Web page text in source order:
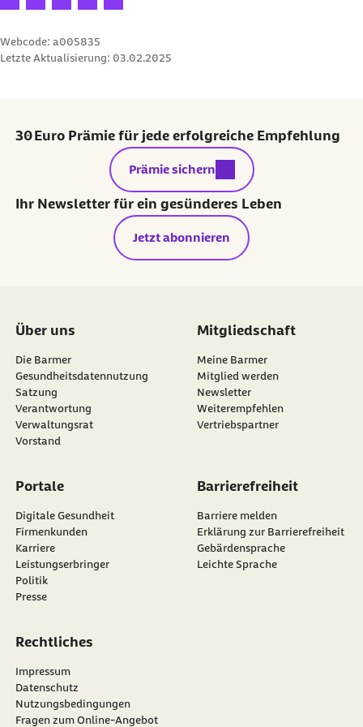
Webcode: a005835
Letzte Aktualisierung: 03.02.2025
30 Euro Prämie für jede erfolgreiche Empfehlung
externer Link:
Prämie sichern
Ihr Newsletter für ein gesünderes Leben
Jetzt abonnieren
Über uns
Die Barmer
Gesundheitsdatennutzung
Satzung
Verantwortung
Verwaltungsrat
Vorstand
Mitgliedschaft
Meine Barmer
Mitglied werden
Newsletter
externer Link:
Weiterempfehlen
Vertriebspartner
Portale
Digitale Gesundheit
Firmenkunden
Karriere
Leistungserbringer
Politik
Presse
Barrierefreiheit
Barriere melden
Erklärung zur Barrierefreiheit
Gebärdensprache
Leichte Sprache
Rechtliches
Impressum
Datenschutz
Nutzungsbedingungen
Fragen zum Online-Angebot